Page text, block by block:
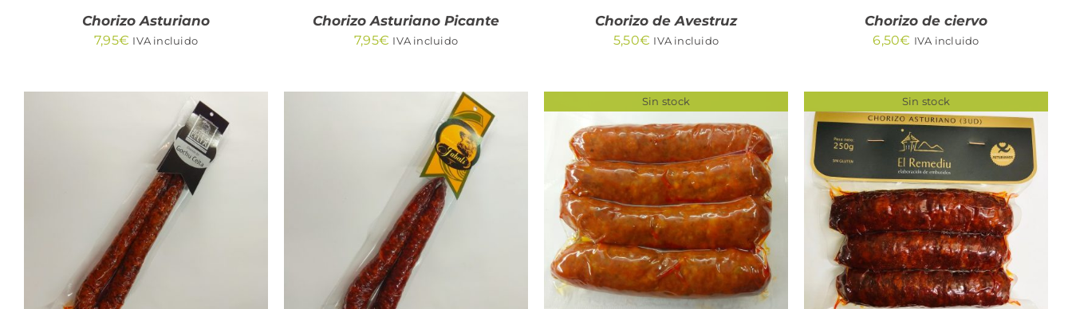
Chorizo Asturiano
7,95€ IVA incluido
Chorizo Asturiano Picante
7,95€ IVA incluido
Chorizo de Avestruz
5,50€ IVA incluido
Chorizo de ciervo
6,50€ IVA incluido
AÑADIR AL CARRITO
QUICK VIEW
AÑADIR AL CARRITO
QUICK VIEW
Sin stock
QUICK VIEW
Sin stock
QUICK VIEW